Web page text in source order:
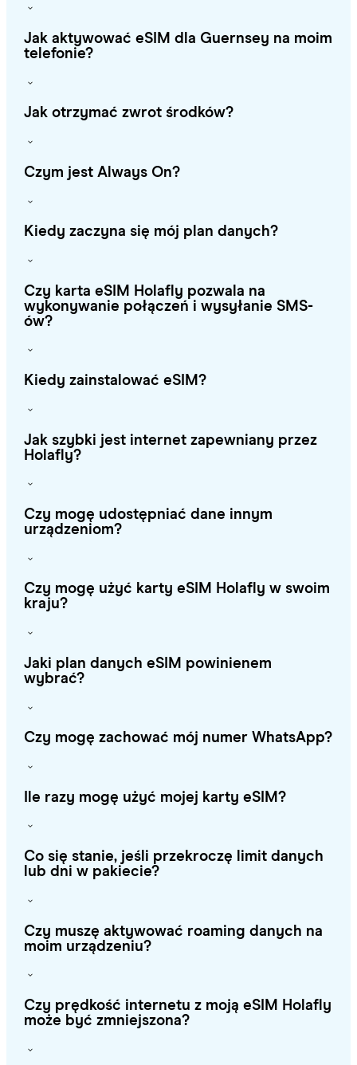
Jak aktywować eSIM dla Guernsey na moim
telefonie?
Jak otrzymać zwrot środków?
Czym jest Always On?
Kiedy zaczyna się mój plan danych?
Czy karta eSIM Holafly pozwala na
wykonywanie połączeń i wysyłanie SMS-
ów?
Kiedy zainstalować eSIM?
Jak szybki jest internet zapewniany przez
Holafly?
Czy mogę udostępniać dane innym
urządzeniom?
Czy mogę użyć karty eSIM Holafly w swoim
kraju?
Jaki plan danych eSIM powinienem
wybrać?
Czy mogę zachować mój numer WhatsApp?
Ile razy mogę użyć mojej karty eSIM?
Co się stanie, jeśli przekroczę limit danych
lub dni w pakiecie?
Czy muszę aktywować roaming danych na
moim urządzeniu?
Czy prędkość internetu z moją eSIM Holafly
może być zmniejszona?